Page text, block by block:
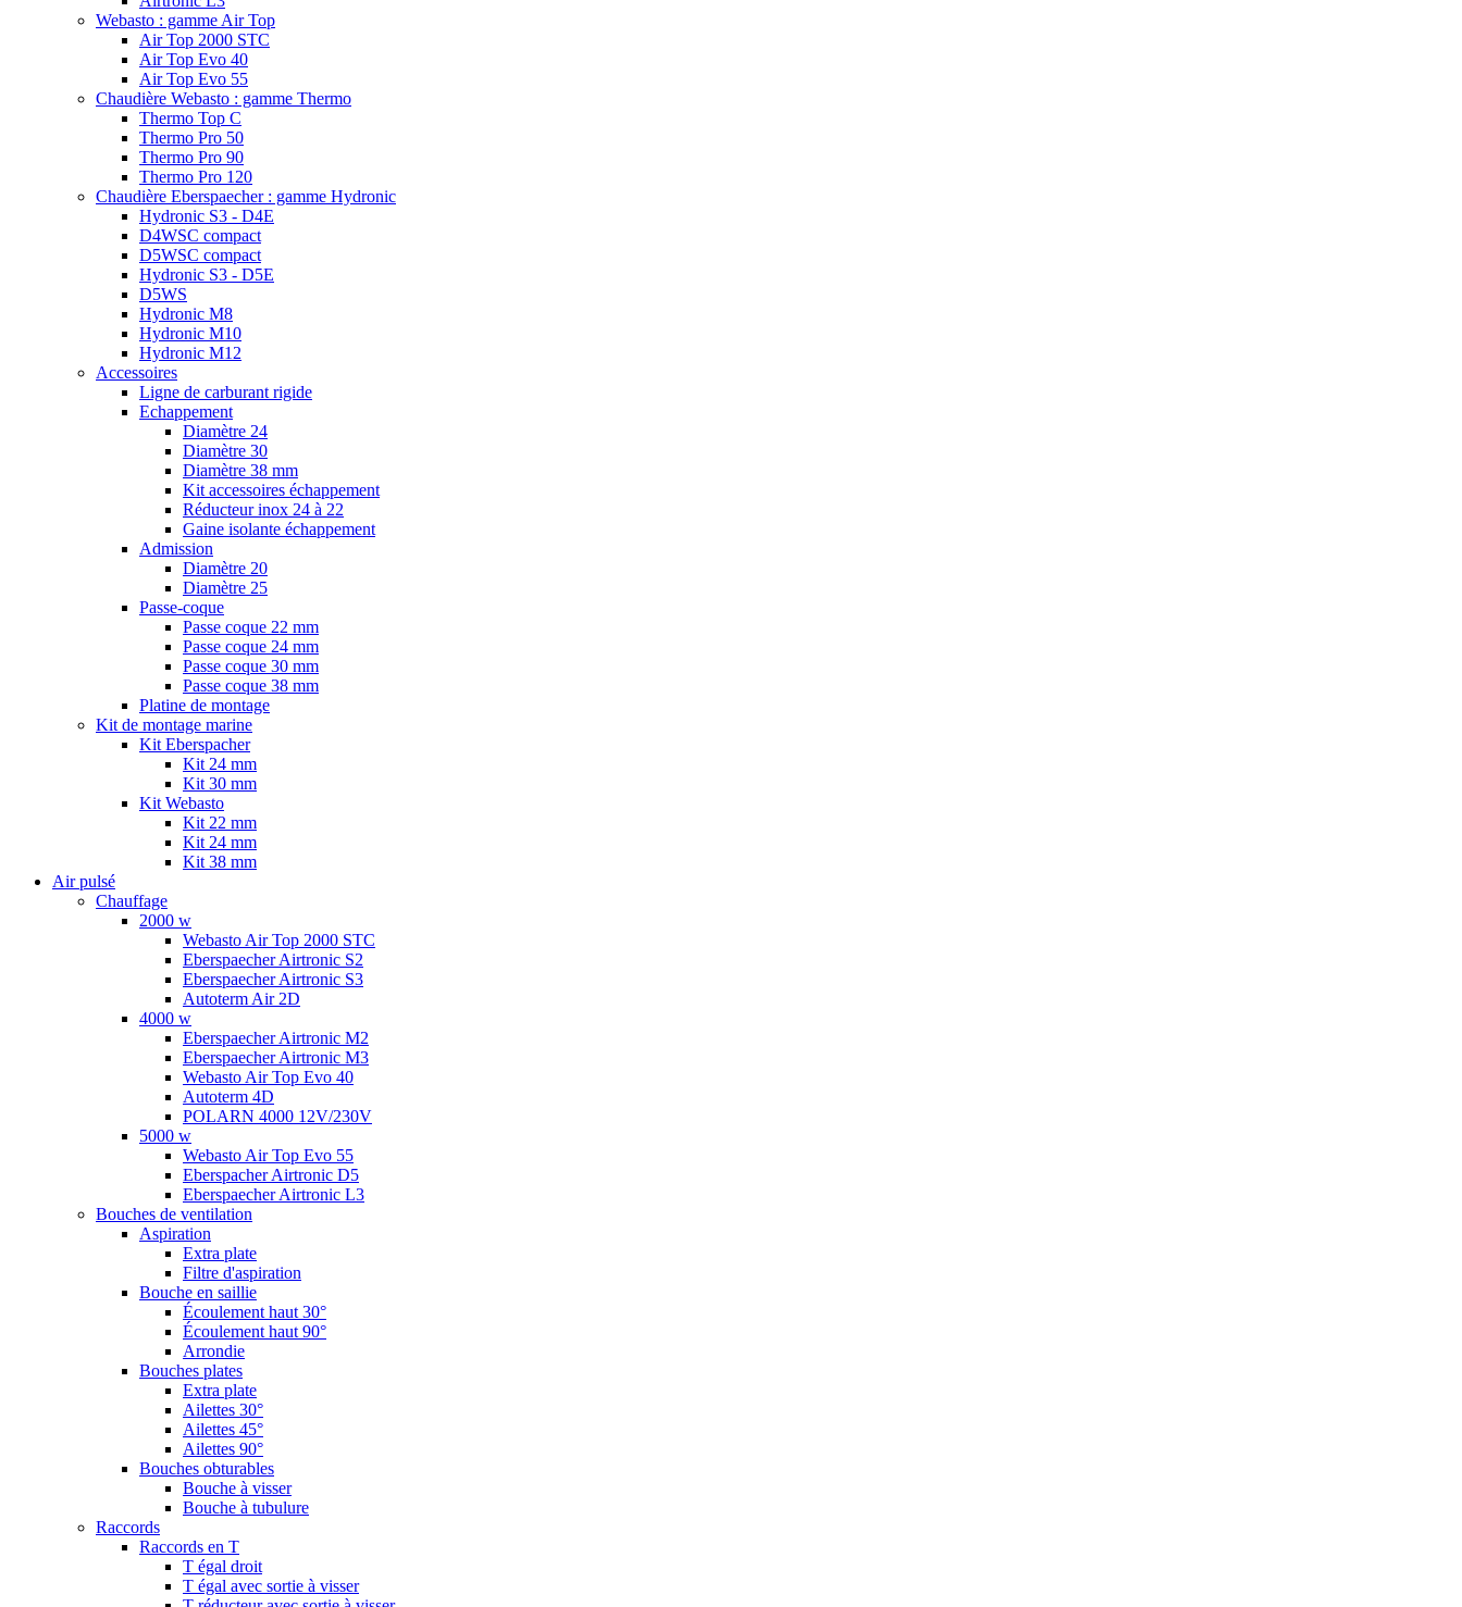
Webasto : gamme Air Top
Air Top 2000 STC
Air Top Evo 40
Air Top Evo 55
Chaudière Webasto : gamme Thermo
Thermo Top C
Thermo Pro 50
Thermo Pro 90
Thermo Pro 120
Chaudière Eberspaecher : gamme Hydronic
Hydronic S3 - D4E
D4WSC compact
D5WSC compact
Hydronic S3 - D5E
D5WS
Hydronic M8
Hydronic M10
Hydronic M12
Accessoires
Ligne de carburant rigide
Echappement
Diamètre 24
Diamètre 30
Diamètre 38 mm
Kit accessoires échappement
Réducteur inox 24 à 22
Gaine isolante échappement
Admission
Diamètre 20
Diamètre 25
Passe-coque
Passe coque 22 mm
Passe coque 24 mm
Passe coque 30 mm
Passe coque 38 mm
Platine de montage
Kit de montage marine
Kit Eberspacher
Kit 24 mm
Kit 30 mm
Kit Webasto
Kit 22 mm
Kit 24 mm
Kit 38 mm
Air pulsé
Chauffage
2000 w
Webasto Air Top 2000 STC
Eberspaecher Airtronic S2
Eberspaecher Airtronic S3
Autoterm Air 2D
4000 w
Eberspaecher Airtronic M2
Eberspaecher Airtronic M3
Webasto Air Top Evo 40
Autoterm 4D
POLARN 4000 12V/230V
5000 w
Webasto Air Top Evo 55
Eberspacher Airtronic D5
Eberspaecher Airtronic L3
Bouches de ventilation
Aspiration
Extra plate
Filtre d'aspiration
Bouche en saillie
Écoulement haut 30°
Écoulement haut 90°
Arrondie
Bouches plates
Extra plate
Ailettes 30°
Ailettes 45°
Ailettes 90°
Bouches obturables
Bouche à visser
Bouche à tubulure
Raccords
Raccords en T
T égal droit
T égal avec sortie à visser